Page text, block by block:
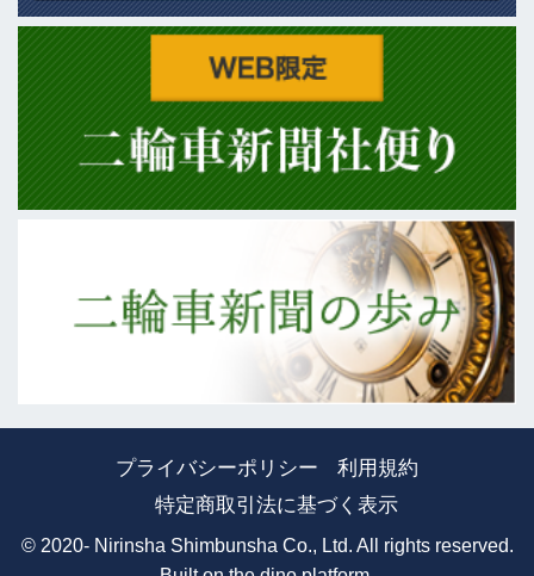
プライバシーポリシー
利用規約
特定商取引法に基づく表示
© 2020- Nirinsha Shimbunsha Co., Ltd. All rights reserved.